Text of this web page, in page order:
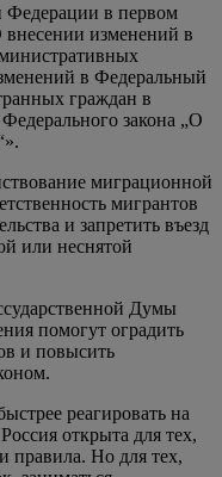
Федерации в первом
изменений в
в Федеральный
граждан в
закона „О
миграционной
мигрантов
и запретить въезд
или неснятой
Думы
помогут оградить
и повысить
реагировать на
открыта для тех,
правила. Но для тех,